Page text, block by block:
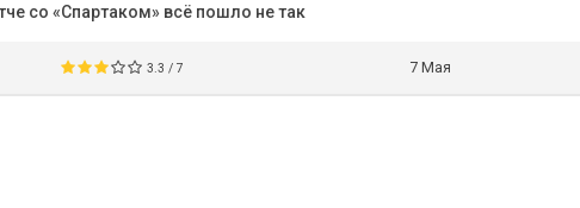
со «Спартаком» всё пошло не так
3.3 / 7 7 Мая